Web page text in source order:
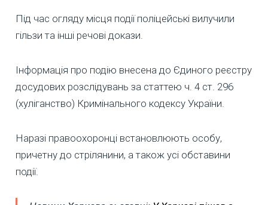
Під час огляду місця події поліцейські вилучили
гільзи та інші речові докази.
Інформація про подію внесена до Єдиного реєстру
досудових розслідувань за статтею ч. 4 ст. 296
(хуліганство) Кримінального кодексу України.
Наразі правоохоронці встановлюють особу,
причетну до стрілянини, а також усі обставини
події.